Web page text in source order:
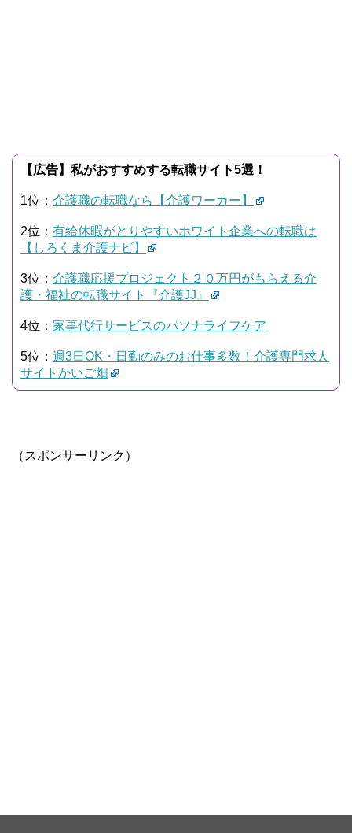
【広告】私がおすすめする転職サイト5選！
1位： 介護職の転職なら【介護ワーカー】
2位： 有給休暇がとりやすいホワイト企業への転職は
【しろくま介護ナビ】
3位： 介護職応援プロジェクト２０万円がもらえる介
護・福祉の転職サイト『介護JJ』
4位： 家事代行サービスのパソナライフケア
5位： 週3日OK・日勤のみのお仕事多数！介護専門求人
サイトかいご畑
（スポンサーリンク）